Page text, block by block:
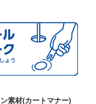
素材(カートマナー)